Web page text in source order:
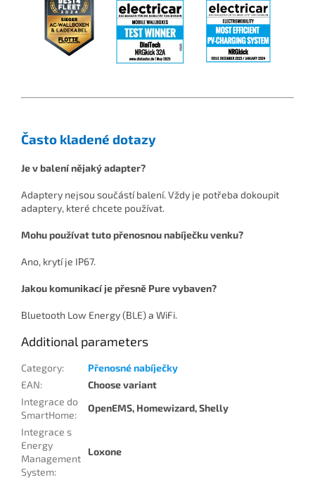
Často kladené dotazy
Je v balení nějaký adapter?
Adaptery nejsou součástí balení. Vždy je potřeba dokoupit
adaptery, které chcete používat.
Mohu používat tuto přenosnou nabíječku venku?
Ano, krytí je IP67.
Jakou komunikací je přesně Pure vybaven?
Bluetooth Low Energy (BLE) a WiFi.
Additional parameters
Category:
Přenosné nabíječky
EAN:
Choose variant
Integrace do
SmartHome:
OpenEMS, Homewizard, Shelly
Integrace s
Energy
Management
System:
Loxone